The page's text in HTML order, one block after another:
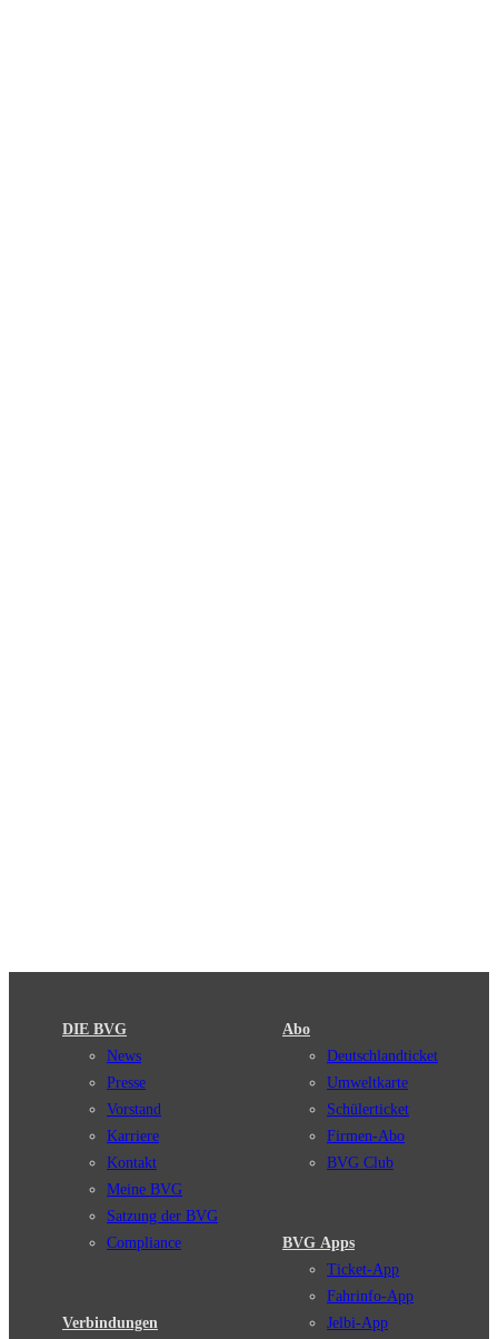
DIE BVG
News
Presse
Vorstand
Karriere
Kontakt
Meine BVG
Satzung der BVG
Compliance
Verbindungen
Abo
Deutschlandticket
Umweltkarte
Schülerticket
Firmen-Abo
BVG Club
BVG Apps
Ticket-App
Fahrinfo-App
Jelbi-App